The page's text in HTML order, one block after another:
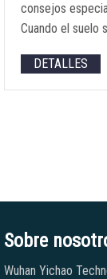
consejos
Cuando el suelo
DETALLES
Sobre
Wuhan Yichao